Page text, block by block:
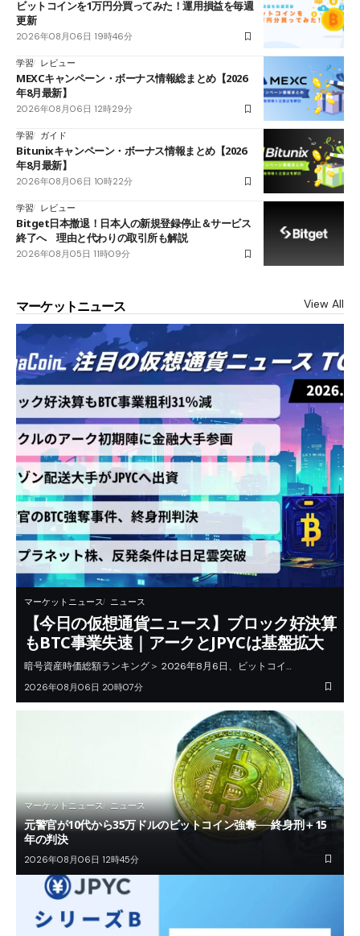
ビットコインを1万円分買ってみた！運用損益を毎週
更新
2026年08月06日 19時46分
学習 レビュー
MEXCキャンペーン・ボーナス情報総まとめ【2026
年8月最新】
2026年08月06日 12時29分
学習 ガイド
Bitunixキャンペーン・ボーナス情報まとめ【2026
年8月最新】
2026年08月06日 10時22分
学習 レビュー
Bitget日本撤退！日本人の新規登録停止＆サービス
終了へ 理由と代わりの取引所も解説
2026年08月05日 11時09分
マーケットニュース View All
マーケットニュース ニュース
【今日の仮想通貨ニュース】ブロック好決算
もBTC事業失速｜アークとJPYCは基盤拡大
暗号資産時価総額ランキング＞ 2026年8月6日、ビットコイ…
2026年08月06日 20時07分
マーケットニュース ニュース
元警官が10代から35万ドルのビットコイン強奪──終身刑＋15
年の判決
2026年08月06日 12時45分